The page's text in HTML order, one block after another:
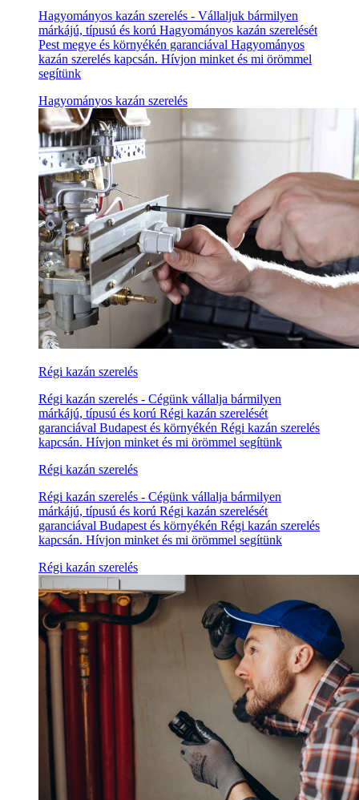
Hagyományos kazán szerelés - Vállaljuk bármilyen
márkájú, típusú és korú Hagyományos kazán szerelését
Pest megye és környékén garanciával Hagyományos
kazán szerelés kapcsán. Hívjon minket és mi örömmel
segítünk
Hagyományos kazán szerelés
Régi kazán szerelés
Régi kazán szerelés - Cégünk vállalja bármilyen
márkájú, típusú és korú Régi kazán szerelését
garanciával Budapest és környékén Régi kazán szerelés
kapcsán. Hívjon minket és mi örömmel segítünk
Régi kazán szerelés
Régi kazán szerelés - Cégünk vállalja bármilyen
márkájú, típusú és korú Régi kazán szerelését
garanciával Budapest és környékén Régi kazán szerelés
kapcsán. Hívjon minket és mi örömmel segítünk
Régi kazán szerelés